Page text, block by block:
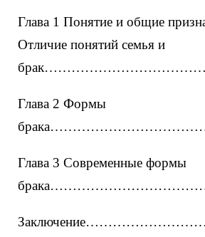
Глава 1 Понятие и общие
Отличие понятий семья и
Глава 2 Формы
Глава 3 Современные формы